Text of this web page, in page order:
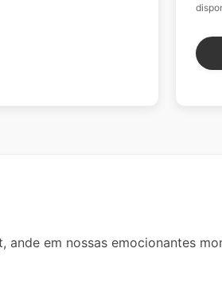
em nossas emocionantes